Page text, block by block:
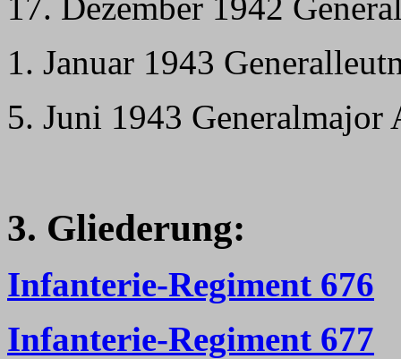
1. Januar 1943
5. Juni 1943
3. Gliederung:
Infanterie-Regiment 676
Infanterie-Regiment 677